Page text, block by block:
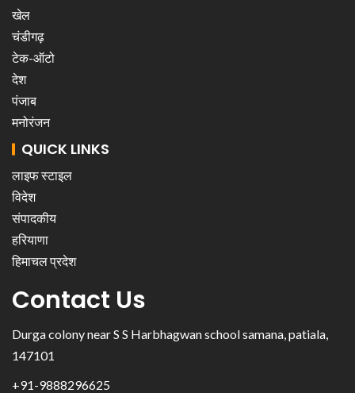
खेल
चंडीगढ़
टेक-ऑटो
देश
पंजाब
मनोरंजन
QUICK LINKS
लाइफ स्टाइल
विदेश
संपादकीय
हरियाणा
हिमाचल प्रदेश
Contact Us
Durga colony near S S Harbhagwan school samana, patiala,
147101
+91-9888296625